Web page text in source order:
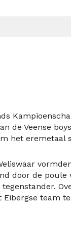
de Veense
het eremetaal
door de poule
team